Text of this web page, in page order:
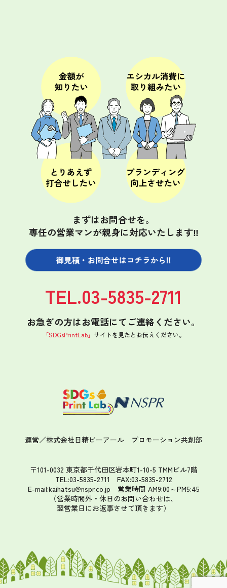
まずはお問合せを。
専任の営業マンが親身に対応いたします‼
御見積・お問合せはコチラから‼
お急ぎの方はお電話にてご連絡ください。
TEL.03-5835-2711
「SDGsPrintLab」 サイトを見たと お伝えください。
運営／株式会社日精ピーアール プロモーション共創部
〒101-0032 東京都千代田区岩本町1-10-5 TMMビル7階
TEL:03-5835-2711 FAX:03-5835-2712
E-mail:kaihatsu@nspr.co.jp 営業時間 AM9:00～PM5:45
（営業時間外・休日のお問い合わせは、
翌営業日にお返事させて頂きます）